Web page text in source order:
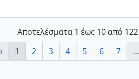
Αποτελέσματα 1 έως 10 από 122
1 2 3 4 5 6 7 ...